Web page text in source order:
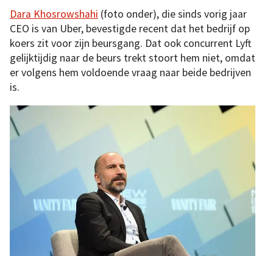
Dara Khosrowshahi (foto onder), die sinds vorig jaar
CEO is van Uber, bevestigde recent dat het bedrijf op
koers zit voor zijn beursgang. Dat ook concurrent Lyft
gelijktijdig naar de beurs trekt stoort hem niet, omdat
er volgens hem voldoende vraag naar beide bedrijven
is.